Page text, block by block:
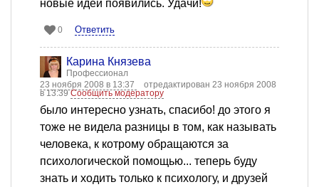
новые идеи появились. Удачи!
0 Ответить
Карина Князева
Профессионал
23 ноября 2008 в 13:37
отредактирован 23 ноября 2008
в 13:39Сообщить модератору
было интересно узнать, спасибо! до этого я
тоже не видела разницы в том, как называть
человека, к котрому обращаются за
психологической помощью... теперь буду
знать и ходить только к психологу, и друзей